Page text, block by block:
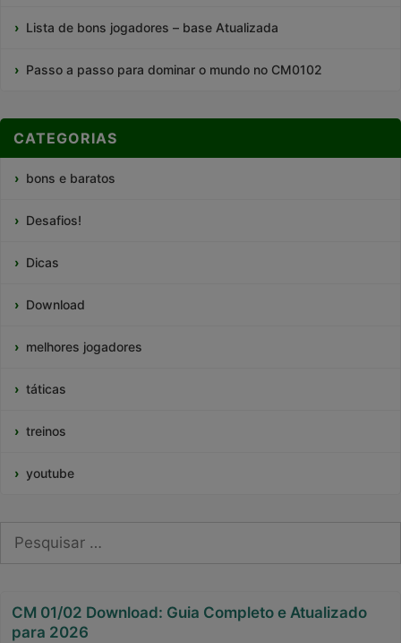
Lista de bons jogadores – base Atualizada
Passo a passo para dominar o mundo no CM0102
CATEGORIAS
bons e baratos
Desafios!
Dicas
Download
melhores jogadores
táticas
treinos
youtube
Pesquisar
CM 01/02 Download: Guia Completo e Atualizado
para 2026